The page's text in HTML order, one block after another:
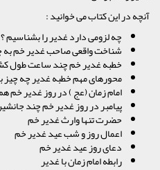
آنچه در این کتاب می خوانید :
چه لزومی دارد غدیر را بشناسیم ؟
شناخت واقعی صاحب غدیر خم
خطبه غدیر خم چند ساعت طول
محورهای مهم خطبه غدیر چه چیز
امام زمان (عج ) در روز غدیر خم
پیامبر در روز غدیر خم چند
حضرت تنها وارث غدیر خم
اعمال روز و شب عید غدیر خم
دعای روز عید غدیر خم
رابطه امام زمان با غدیر